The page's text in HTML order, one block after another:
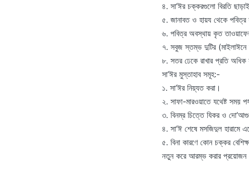
৪. সা’ঈর চক্করগুলো বিরতি
৫. জানাবত ও হায়য থেকে পবিত্র
৬. পবিত্র অবস্থায় কৃত
৭. সবুজ স্তম্ভ দুটির
৮. সতর ঢেকে রাখার প্রতি অধিক
সা’ঈর মুস্তাহাব সমূহ:-
১. সা’ঈর নিয়্যত করা।
২. সাফা-মারওয়াতে যথেষ্ট সময়
৩. বিনম্র চিত্তে যিকর ও
৪. সা’ঈ শেষে মসজিদুল হারামে
৫. বিনা কারণে কোন চক্কর
নতুন করে আরম্ভ করার প্রয়োজন